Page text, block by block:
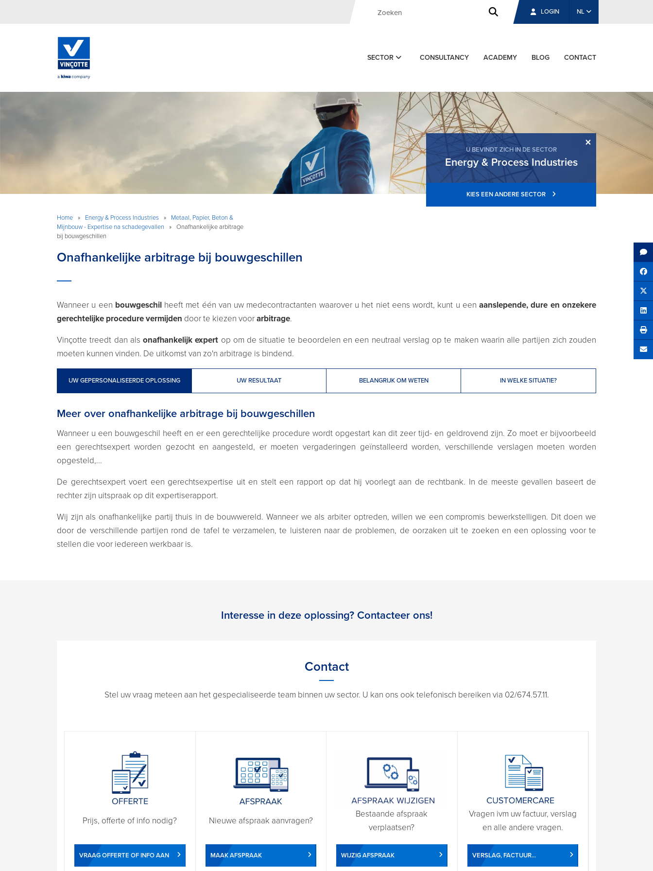
LOGIN NL
SECTOR CONSULTANCY ACADEMY BLOG CONTACT
×
U BEVINDT ZICH IN DE SECTOR
Energy & Process Industries
KIES EEN ANDERE SECTOR
Home » Energy & Process Industries »
Metaal, Papier, Beton &
Mijnbouw - Expertise na schadegevallen
»
Onafhankelijke arbitrage
bij bouwgeschillen
Onafhankelijke arbitrage bij bouwgeschillen
Wanneer u een bouwgeschilheeft met één van uw medecontractanten waarover u het niet eens wordt, kunt u eenaanslepende, dure en onzekere
gerechtelijke procedure vermijden door te kiezen voorarbitrage.
Vinçotte treedt dan alsonafhankelijk expert op om de situatie te beoordelen en een neutraal verslag op te maken waarin alle partijen zich zouden
moeten kunnen vinden. De uitkomst van zo'n arbitrage is bindend.
UW GEPERSONALISEERDE OPLOSSING UW RESULTAAT BELANGRIJK OM WETEN IN WELKE SITUATIE?
Meer over onafhankelijke arbitrage bij bouwgeschillen
Wanneer u een bouwgeschil heeft en er een gerechtelijke procedure wordt opgestart kan dit zeer tijd- en geldrovend zijn. Zo moet er bijvoorbeeld
een gerechtsexpert worden gezocht en aangesteld, er moeten vergaderingen geïnstalleerd worden, verschillende verslagen moeten worden
opgesteld,...
De gerechtsexpert voert een gerechtsexpertise uit en stelt een rapport op dat hij voorlegt aan de rechtbank. In de meeste gevallen baseert de
rechter zijn uitspraak op dit expertiserapport.
Wij zijn als onafhankelijke partij thuis in de bouwwereld. Wanneer we als arbiter optreden, willen we een compromis bewerkstelligen. Dit doen we
door de verschillende partijen rond de tafel te verzamelen, te luisteren naar de problemen, de oorzaken uit te zoeken en een oplossing voor te
stellen die voor iedereen werkbaar is.
Interesse in deze oplossing? Contacteer ons!
Contact
Stel uw vraag meteen aan het gespecialiseerde team binnen uw sector. U kan ons ook telefonisch bereiken via 02/674.57.11.
Prijs, offerte of info nodig?
VRAAG OFFERTE OF INFO AAN
Nieuwe afspraak aanvragen?
MAAK AFSPRAAK
Bestaande afspraak
verplaatsen?
WIJZIG AFSPRAAK
Vragen ivm uw factuur, verslag
en alle andere vragen.
VERSLAG, FACTUUR...